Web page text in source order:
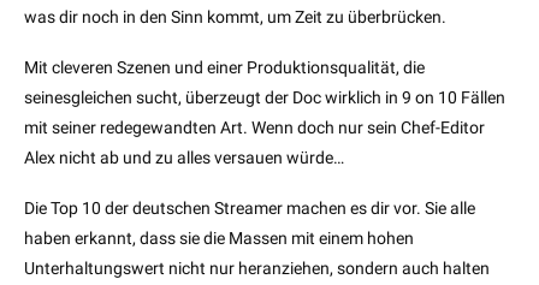
was dir noch in den Sinn kommt, um Zeit zu überbrücken.
Mit cleveren Szenen und einer Produktionsqualität, die
seinesgleichen sucht, überzeugt der Doc wirklich in 9 on 10 Fällen
mit seiner redegewandten Art. Wenn doch nur sein Chef-Editor
Alex nicht ab und zu alles versauen würde…
Die Top 10 der deutschen Streamer machen es dir vor. Sie alle
haben erkannt, dass sie die Massen mit einem hohen
Unterhaltungswert nicht nur heranziehen, sondern auch halten